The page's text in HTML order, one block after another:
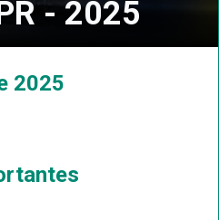
- 2025
2025